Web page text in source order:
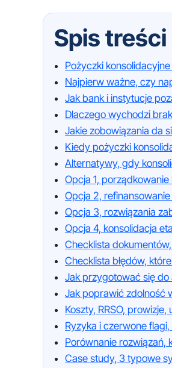
Spis treści
Pożyczki
Najpierw ważne, czy
Jak bank i instytucje
Dlaczego wychodzi
Jakie zobowiązania da
Kiedy pożyczki
Alternatywy, gdy
Opcja 1,
Opcja 2,
Opcja 3, rozwiązania
Opcja 4, konsolidacja
Checklista
Checklista błędów,
Jak przygotować się do
Jak poprawić zdolność
Koszty, RRSO,
Ryzyka i czerwone
Porównanie rozwiązań,
Case study, 3 typowe